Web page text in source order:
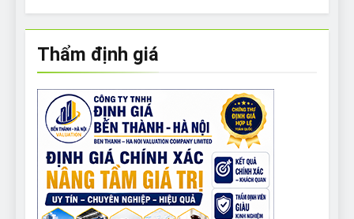
Thẩm định giá